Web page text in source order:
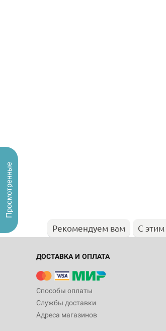
Рекомендуем вам С
ДОСТАВКА И ОПЛАТА
Способы оплаты
Службы доставки
Адреса магазинов
Просмотренные